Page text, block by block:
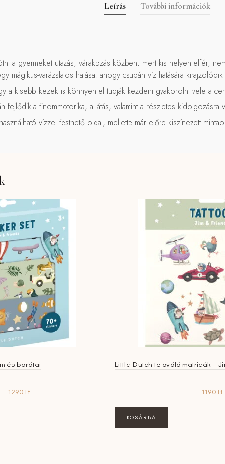
Leírás További információk
a gyermeket utazás, várakozás közben, mert kis helyen elfér,
mágikus-varázslatos hatása, ahogy csupán víz hatására
a kisebb kezek is könnyen el tudják kezdeni gyakorolni vele a
fejlődik a finommotorika, a látás, valamint a részletes kidolgozásra
vízzel festhető oldal, mellette már előre kiszínezett
és barátai
1290 Ft
Little Dutch tetováló matricák –
1190 Ft
KOSÁRBA